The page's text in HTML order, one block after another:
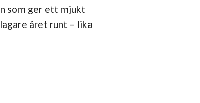
som ger ett mjukt
året runt – lika